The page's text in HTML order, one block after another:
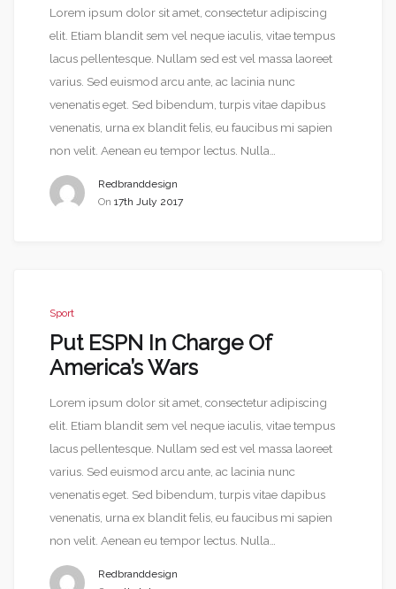
Lorem ipsum dolor sit amet, consectetur adipiscing
elit. Etiam blandit sem vel neque iaculis, vitae tempus
lacus pellentesque. Nullam sed est vel massa laoreet
varius. Sed euismod arcu ante, ac lacinia nunc
venenatis eget. Sed bibendum, turpis vitae dapibus
venenatis, urna ex blandit felis, eu faucibus mi sapien
non velit. Aenean eu tempor lectus. Nulla…
Redbranddesign
On 17th July 2017
Sport
Put ESPN In Charge Of
America’s Wars
Lorem ipsum dolor sit amet, consectetur adipiscing
elit. Etiam blandit sem vel neque iaculis, vitae tempus
lacus pellentesque. Nullam sed est vel massa laoreet
varius. Sed euismod arcu ante, ac lacinia nunc
venenatis eget. Sed bibendum, turpis vitae dapibus
venenatis, urna ex blandit felis, eu faucibus mi sapien
non velit. Aenean eu tempor lectus. Nulla…
Redbranddesign